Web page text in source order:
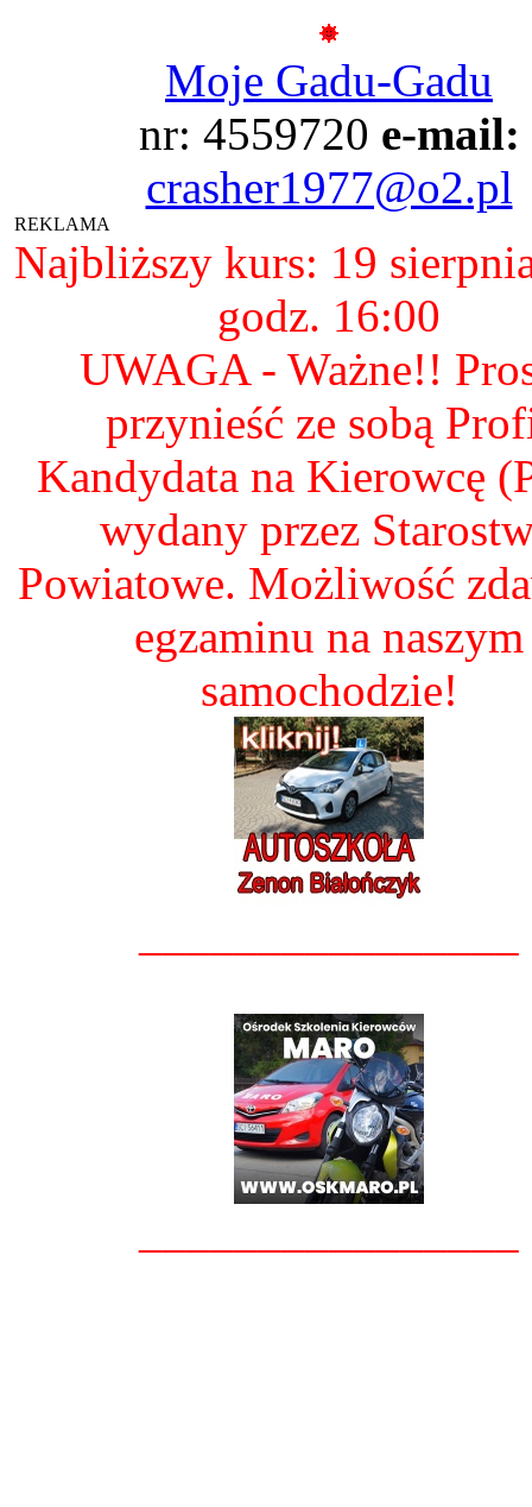
Moje Gadu-Gadu
nr: 4559720 e-mail:
crasher1977@o2.pl
REKLAMA
Najbliższy kurs: 19
godz. 16:00
UWAGA - Ważne!!
przynieść ze sobą
Kandydata na Kierowcę
wydany przez
Powiatowe. Możliwość
egzaminu na naszym
samochodzie!